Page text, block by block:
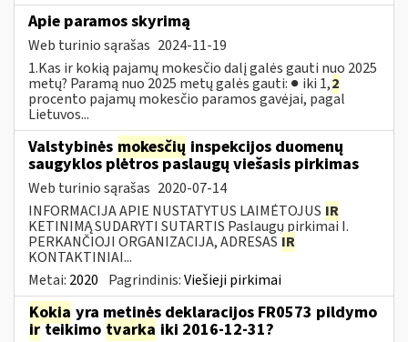
Apie paramos skyrimą
Web turinio sąrašas 2024-11-19
1.Kas ir kokią pajamų mokesčio dalį galės gauti nuo 2025
metų? Paramą nuo 2025 metų galės gauti: ● iki 1,2
procento pajamų mokesčio paramos gavėjai, pagal
Lietuvos...
Valstybinės mokesčių inspekcijos duomenų
saugyklos plėtros paslaugų viešasis pirkimas
Web turinio sąrašas 2020-07-14
INFORMACIJA APIE NUSTATYTUS LAIMĖTOJUS IR
KETINIMĄ SUDARYTI SUTARTIS Paslaugų pirkimai I.
PERKANČIOJI ORGANIZACIJA, ADRESAS IR
KONTAKTINIAI...
Metai: 2020 Pagrindinis:Viešieji pirkimai
Kokia yra metinės deklaracijos FR0573 pildymo
irteikimo tvarka iki 2016-12-31?